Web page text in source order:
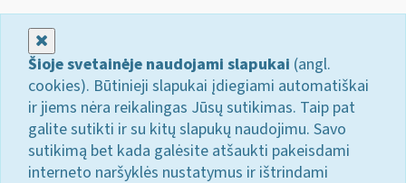
Šioje svetainėje naudojami slapukai (angl.
cookies). Būtinieji slapukai įdiegiami automatiškai
ir jiems nėra reikalingas Jūsų sutikimas. Taip pat
galite sutikti ir su kitų slapukų naudojimu. Savo
sutikimą bet kada galėsite atšaukti pakeisdami
interneto naršyklės nustatymus ir ištrindami